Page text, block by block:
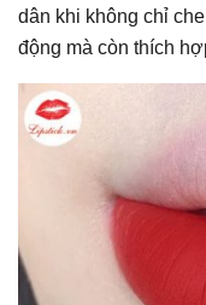
dân khi không chỉ
động mà còn thích